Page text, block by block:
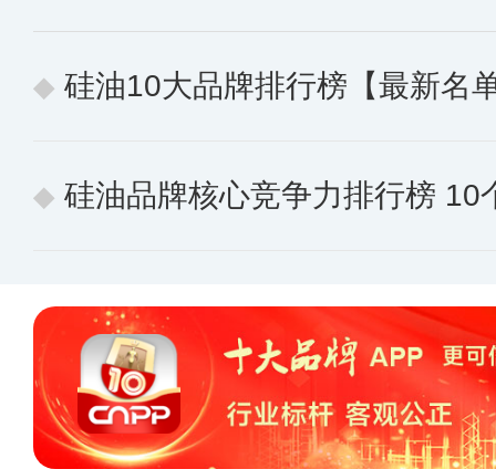
硅油10大品牌排行榜【最新名
硅油品牌核心竞争力排行榜 10个